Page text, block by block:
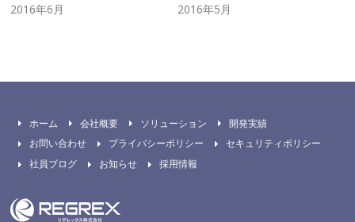
2016年6月
2016年5月
ホーム 会社概要 ソリューション
開発実績
お問い合わせ
プライバシーポリシー
セキュリティポリシー
社員ブログ
お知らせ 採用情報